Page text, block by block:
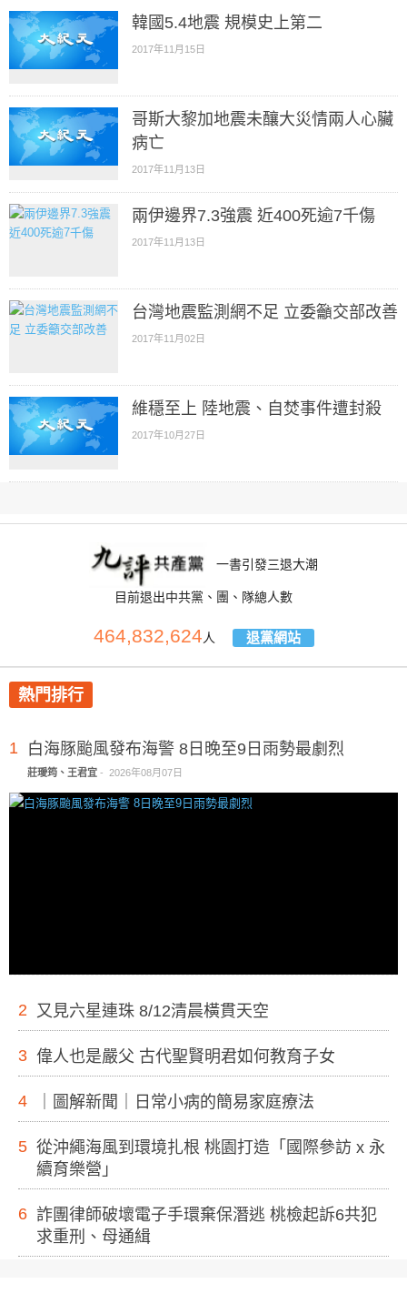
韓國5.4地震 規模史上第二
2017年11月15日
哥斯大黎加地震未釀大災情兩人心臟
病亡
2017年11月13日
兩伊邊界7.3強震 近400死逾7千傷
2017年11月13日
台灣地震監測網不足 立委籲交部改善
2017年11月02日
維穩至上 陸地震、自焚事件遭封殺
2017年10月27日
一書引發三退大潮
目前退出中共黨、團、隊總人數
464,832,624人 退黨網站
熱門排行
1 白海豚颱風發布海警 8日晚至9日雨勢最劇烈
莊璦筠、王君宜 - 2026年08月07日
2 又見六星連珠 8/12清晨橫貫天空
3 偉人也是嚴父 古代聖賢明君如何教育子女
4 ｜圖解新聞｜日常小病的簡易家庭療法
5 從沖繩海風到環境扎根 桃園打造「國際參訪 x 永
續育樂營」
6 詐團律師破壞電子手環棄保潛逃 桃檢起訴6共犯
求重刑、母通緝